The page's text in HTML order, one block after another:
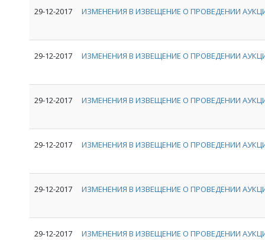
29-12-2017 ИЗМЕНЕНИЯ В ИЗВЕЩЕНИЕ О ПРОВЕДЕНИИ
29-12-2017 ИЗМЕНЕНИЯ В ИЗВЕЩЕНИЕ О ПРОВЕДЕНИИ
29-12-2017 ИЗМЕНЕНИЯ В ИЗВЕЩЕНИЕ О ПРОВЕДЕНИИ
29-12-2017 ИЗМЕНЕНИЯ В ИЗВЕЩЕНИЕ О ПРОВЕДЕНИИ
29-12-2017 ИЗМЕНЕНИЯ В ИЗВЕЩЕНИЕ О ПРОВЕДЕНИИ
29-12-2017 ИЗМЕНЕНИЯ В ИЗВЕЩЕНИЕ О ПРОВЕДЕНИИ